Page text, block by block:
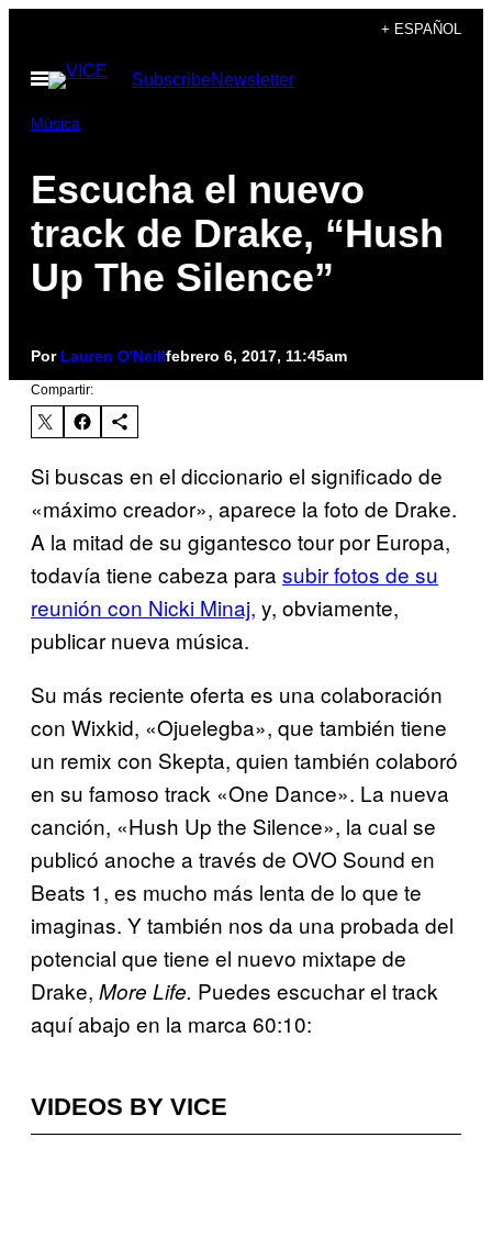
contenido
+ ESPAÑOL
Abrir
Menú
SubscribeNewsletter
Música
Escucha el nuevo
track de Drake, “Hush
Up The Silence”
Por Lauren O'Neillfebrero 6, 2017, 11:45am
Compartir:
Si buscas en el diccionario el significado de
«máximo creador», aparece la foto de Drake.
A la mitad de su gigantesco tour por Europa,
todavía tiene cabeza para subir fotos de su
reunión con Nicki Minaj, y, obviamente,
publicar nueva música.
Su más reciente oferta es una colaboración
con Wixkid, «Ojuelegba», que también tiene
un remix con Skepta, quien también colaboró
en su famoso track «One Dance». La nueva
canción, «Hush Up the Silence», la cual se
publicó anoche a través de OVO Sound en
Beats 1, es mucho más lenta de lo que te
imaginas. Y también nos da una probada del
potencial que tiene el nuevo mixtape de
Drake, More Life. Puedes escuchar el track
aquí abajo en la marca 60:10:
VIDEOS BY VICE